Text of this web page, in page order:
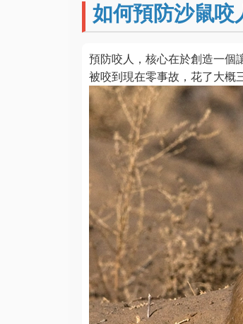
如何預防沙鼠咬
預防咬人，核心在於創造一個
被咬到現在零事故，花了大概